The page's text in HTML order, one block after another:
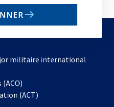
militaire international
dans
(ACT)